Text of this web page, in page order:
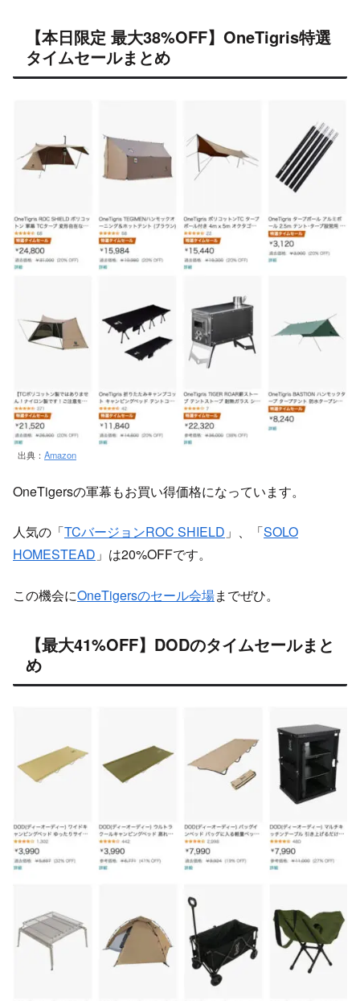
【本日限定 最大38%OFF】OneTigris特選
タイムセールまとめ
出典： Amazon
OneTigersの軍幕もお買い得価格になっています。
人気の「TCバージョンROC SHIELD 」、「SOLO
HOMESTEAD 」は20%OFFです。
この機会にOneTigersのセール会場までぜひ。
【最大41%OFF】DODのタイムセールまと
め